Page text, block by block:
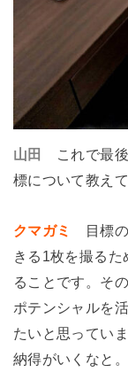
山田
これで最
標について教え
クマガミ
目標
きる1枚を撮る
ることです。そ
ポテンシャルを
たいと思ってい
納得がいくなと。